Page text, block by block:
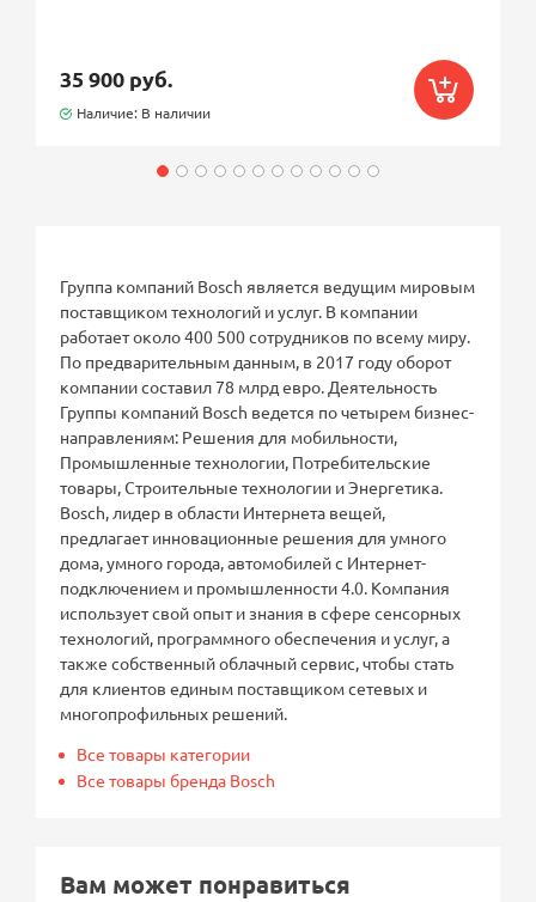
35 900 руб.
Наличие: В наличии
Группа компаний Bosch является ведущим мировым
поставщиком технологий и услуг. В компании
работает около 400 500 сотрудников по всему миру.
По предварительным данным, в 2017 году оборот
компании составил 78 млрд евро. Деятельность
Группы компаний Bosch ведется по четырем бизнес-
направлениям: Решения для мобильности,
Промышленные технологии, Потребительские
товары, Строительные технологии и Энергетика.
Bosch, лидер в области Интернета вещей,
предлагает инновационные решения для умного
дома, умного города, автомобилей с Интернет-
подключением и промышленности 4.0. Компания
использует свой опыт и знания в сфере сенсорных
технологий, программного обеспечения и услуг, а
также собственный облачный сервис, чтобы стать
для клиентов единым поставщиком сетевых и
многопрофильных решений.
Все товары категории
Все товары бренда Bosch
Вам может понравиться